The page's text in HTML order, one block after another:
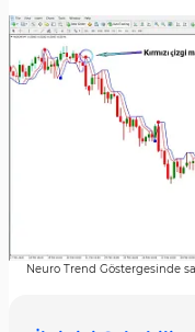
Neuro Trend Göstergesinde